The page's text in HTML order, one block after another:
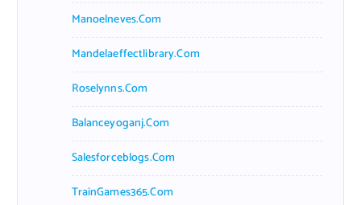
Manoelneves.com
Mandelaeffectlibrary.com
Roselynns.com
Balanceyoganj.com
Salesforceblogs.com
TrainGames365.com